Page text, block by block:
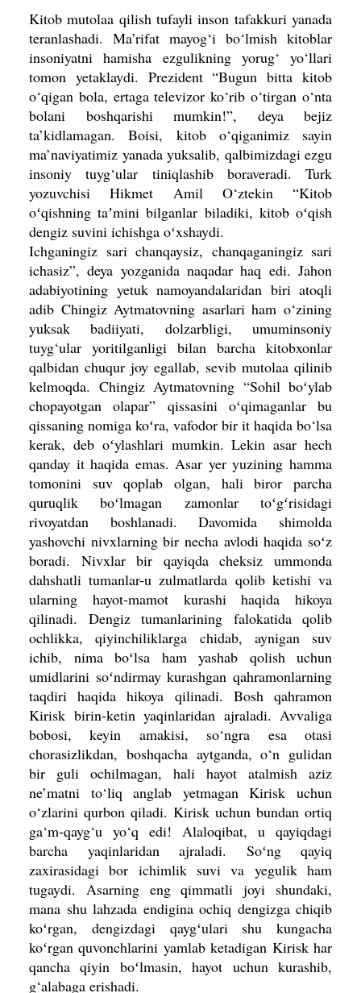
Kitob mutolaa qilish tufayli inson tafakkuri yanada
teranlashadi. Ma’rifat mayog‘i bo‘lmish kitoblar
insoniyatni hamisha ezgulikning yorug‘ yo‘llari
tomon yetaklaydi. Prezident “Bugun bitta kitob
o‘qigan bola, ertaga televizor ko‘rib o‘tirgan o‘nta
bolani boshqarishi mumkin!”, deya bejiz
ta’kidlamagan. Boisi, kitob o‘qiganimiz sayin
ma’naviyatimiz yanada yuksalib, qalbimizdagi ezgu
insoniy tuyg‘ular tiniqlashib boraveradi. Turk
yozuvchisi Hikmet Amil O‘ztekin “Kitob
oʻqishning taʼmini bilganlar biladiki, kitob oʻqish
dengiz suvini ichishga oʻxshaydi.
Ichganingiz sari chanqaysiz, chanqagani­ngiz sari
ichasiz”, deya yozganida naqadar haq edi. Jahon
adabiyotining yetuk namoyandalaridan biri atoqli
adib Chingiz Aytmatovning asarlari ham o‘zining
yuksak badiiyati, dol­zarbligi, umuminsoniy
tuyg‘ular yoritilganligi bilan barcha kitobxonlar
qalbidan chuqur joy egallab, sevib mutolaa qilinib
kelmoqda. Chingiz Aytmatovning “Sohil boʻylab
chopayotgan olapar” qissasini oʻqimaganlar bu
qissaning nomiga koʻra, vafodor bir it haqida bo‘lsa
kerak, deb oʻylashlari mumkin. Lekin asar hech
qanday it haqida emas. Asar yer yuzining hamma
tomonini suv qoplab olgan, hali biror parcha
quruqlik boʻlmagan zamonlar toʻgʻrisidagi
rivoyatdan boshlanadi. Davomida shimolda
yashovchi nivxlarning bir necha avlodi haqida soʻz
boradi. Nivxlar bir qayiqda cheksiz ummonda
dahshatli tumanlar-u zulmatlarda qolib ketishi va
ularning hayot-mamot kurashi haqida hikoya
qilinadi. Dengiz tumanlarining falokatida qolib
ochlikka, qiyinchiliklarga chidab, aynigan suv
ichib, nima boʻlsa ham yashab qolish uchun
umidlarini soʻndirmay kurashgan qahramonlarning
taqdiri haqida hikoya qilinadi. Bosh qahramon
Kirisk birin-ketin yaqinlaridan ajraladi. Avvaliga
bobosi, keyin amakisi, so‘ngra esa otasi
chorasizlikdan, boshqacha aytganda, o‘n guli­dan
bir guli ochilmagan, hali hayot atalmish aziz
ne’matni to‘liq anglab yetmagan Kirisk uchun
o‘zlarini qurbon qiladi. Kirisk uchun bundan ortiq
ga‘m-qayg‘u yo‘q edi! Alaloqibat, u qayiqdagi
barcha yaqinlaridan ajraladi. Soʻng qayiq
zaxirasidagi bor ichimlik suvi va yegulik ham
tugaydi. Asarning eng qimmatli joyi shundaki,
mana shu lahzada endigina ochiq dengizga chiqib
koʻrgan, dengizdagi qaygʻulari shu kungacha
koʻrgan quvonchlarini yamlab ketadigan Kirisk har
qancha qiyin boʻlmasin, hayot uchun kurashib,
g‘alabaga erishadi.